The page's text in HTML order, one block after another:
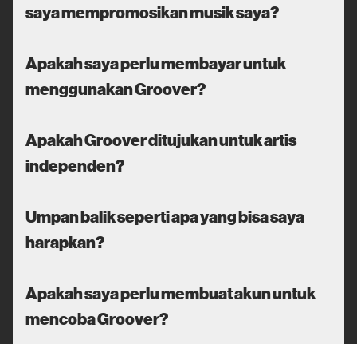
saya mempromosikan musik saya?
Apakah saya perlu membayar untuk
menggunakan Groover?
Apakah Groover ditujukan untuk artis
independen?
Umpan balik seperti apa yang bisa saya
harapkan?
Apakah saya perlu membuat akun untuk
mencoba Groover?